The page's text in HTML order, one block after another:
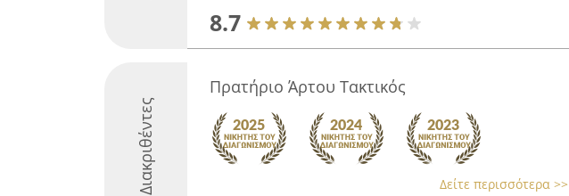
8.7
Διακριθέντες
Πρατήριο Άρτου Τακτικός
Δείτε περισσότερα >>